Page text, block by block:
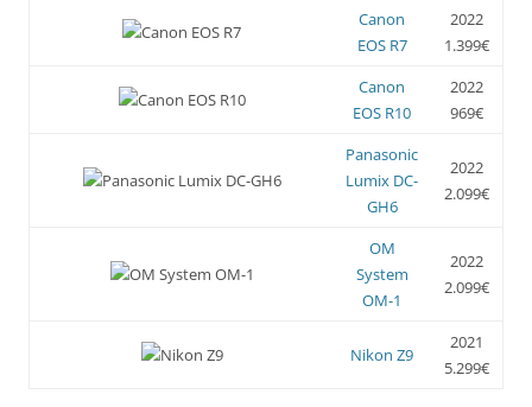
Canon
EOS R7
2022
1.399€
Canon
EOS R10
2022
969€
Panasonic
Lumix DC-
GH6
2022
2.099€
OM
System
OM-1
2022
2.099€
Nikon Z9
2021
5.299€